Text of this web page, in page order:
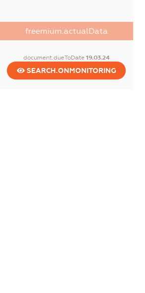
freemium.actualData
document.dueToDate 19.03.24
SEARCH.ONMONITORING